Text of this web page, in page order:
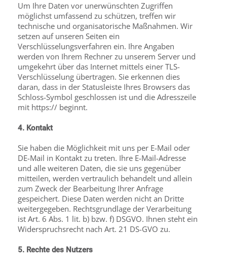
Um Ihre Daten vor unerwünschten Zugriffen
möglichst umfassend zu schützen, treffen wir
technische und organisatorische Maßnahmen. Wir
setzen auf unseren Seiten ein
Verschlüsselungsverfahren ein. Ihre Angaben
werden von Ihrem Rechner zu unserem Server und
umgekehrt über das Internet mittels einer TLS-
Verschlüsselung übertragen. Sie erkennen dies
daran, dass in der Statusleiste Ihres Browsers das
Schloss-Symbol geschlossen ist und die Adresszeile
mit https:// beginnt.
4. Kontakt
Sie haben die Möglichkeit mit uns per E-Mail oder
DE-Mail in Kontakt zu treten. Ihre E-Mail-Adresse
und alle weiteren Daten, die sie uns gegenüber
mitteilen, werden vertraulich behandelt und allein
zum Zweck der Bearbeitung Ihrer Anfrage
gespeichert. Diese Daten werden nicht an Dritte
weitergegeben. Rechtsgrundlage der Verarbeitung
ist Art. 6 Abs. 1 lit. b) bzw. f) DSGVO. Ihnen steht ein
Widerspruchsrecht nach Art. 21 DS-GVO zu.
5. Rechte des Nutzers